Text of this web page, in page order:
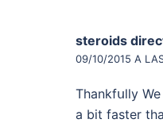
steroids
09/10/2015 A
Thankfսlly
a bit faster